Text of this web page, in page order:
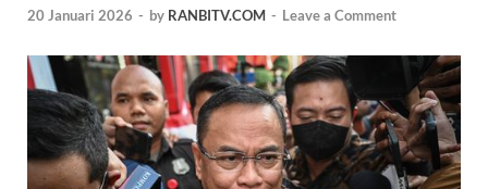
20 Januari 2026 - by RANBITV.COM - Leave a Comment